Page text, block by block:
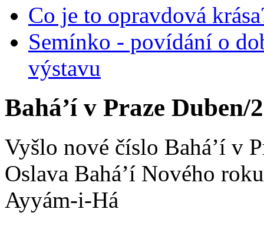
Co je to opravdová
Semínko - povídání o
výstavu
Bahá’í v Praze Duben/
Vyšlo nové číslo Bahá’í v
Oslava Bahá’í Nového
Ayyám-i-Há